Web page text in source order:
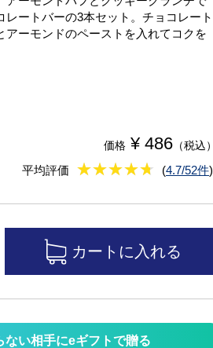
レートバーの3本セット。チョコレート
アーモンドのペーストを入れてコクを
価格 ¥ 486 （税込）
平均評価 ★★★★★
★★★★★ (4.7/52件)
ない相手にeギフトで贈る